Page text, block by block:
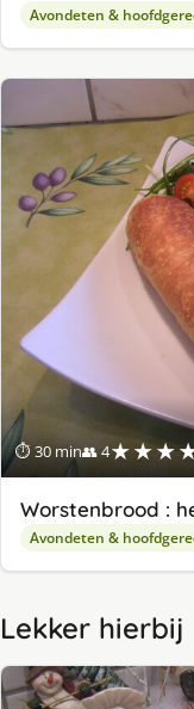
Avondeten &
⏱ 30 min👥 4
Worstenbrood :
Avondeten &
Lekker hierbij